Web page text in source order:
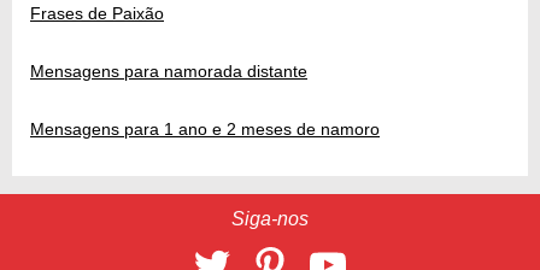
Frases de Paixão
Mensagens para namorada distante
Mensagens para 1 ano e 2 meses de namoro
Siga-nos